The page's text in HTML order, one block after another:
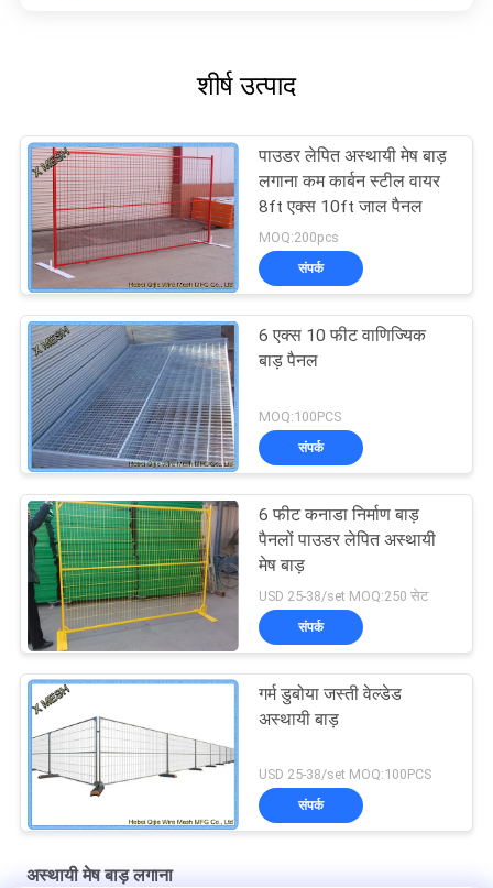
शीर्ष उत्पाद
पाउडर लेपित अस्थायी मेष बाड़
लगाना कम कार्बन स्टील वायर
8ft एक्स 10ft जाल पैनल
MOQ:200pcs
संपर्क
6 एक्स 10 फीट वाणिज्यिक
बाड़ पैनल
MOQ:100PCS
संपर्क
6 फीट कनाडा निर्माण बाड़
पैनलों पाउडर लेपित अस्थायी
मेष बाड़
USD 25-38/set MOQ:250 सेट
संपर्क
गर्म डुबोया जस्ती वेल्डेड
अस्थायी बाड़
USD 25-38/set MOQ:100PCS
संपर्क
अस्थायी मेष बाड़ लगाना